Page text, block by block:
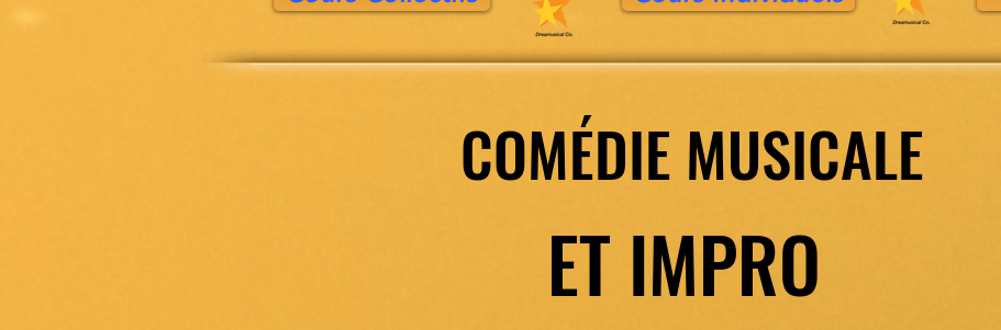
COMÉDIE MUSICALE
COMÉDIE MUSICALE
ET IMPRO
ET IMPRO